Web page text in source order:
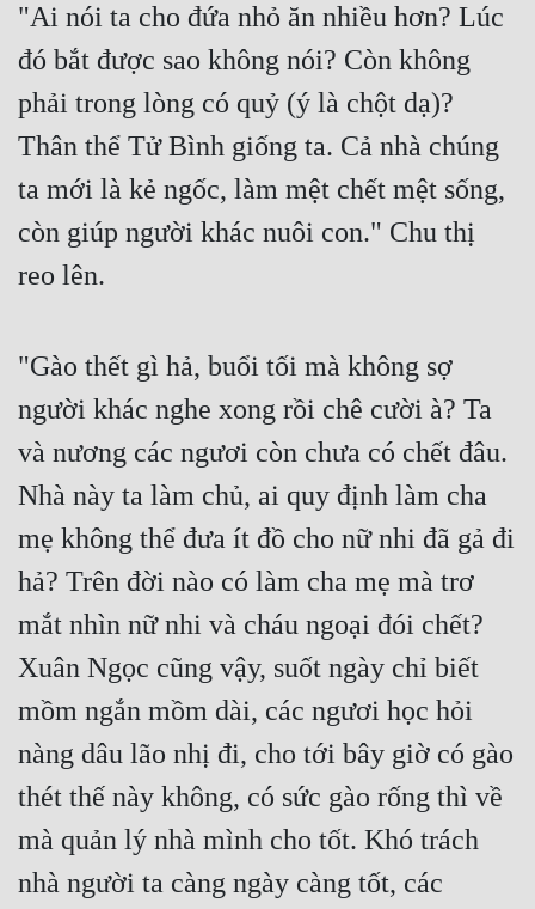
"Ai nói ta cho đứa nhỏ ăn nhiều hơn? Lúc
đó bắt được sao không nói? Còn không
phải trong lòng có quỷ (ý là chột dạ)?
Thân thể Tử Bình giống ta. Cả nhà chúng
ta mới là kẻ ngốc, làm mệt chết mệt sống,
còn giúp người khác nuôi con." Chu thị
reo lên.
"Gào thết gì hả, buổi tối mà không sợ
người khác nghe xong rồi chê cười à? Ta
và nương các ngươi còn chưa có chết đâu.
Nhà này ta làm chủ, ai quy định làm cha
mẹ không thể đưa ít đồ cho nữ nhi đã gả đi
hả? Trên đời nào có làm cha mẹ mà trơ
mắt nhìn nữ nhi và cháu ngoại đói chết?
Xuân Ngọc cũng vậy, suốt ngày chỉ biết
mồm ngắn mồm dài, các ngươi học hỏi
nàng dâu lão nhị đi, cho tới bây giờ có gào
thét thế này không, có sức gào rống thì về
mà quản lý nhà mình cho tốt. Khó trách
nhà người ta càng ngày càng tốt, các